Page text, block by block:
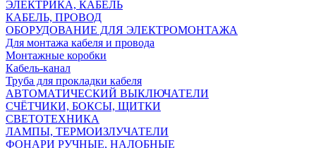
ЭЛЕКТРИКА, КАБЕЛЬ
КАБЕЛЬ, ПРОВОД
ОБОРУДОВАНИЕ ДЛЯ ЭЛЕКТРОМОНТАЖА
Для монтажа кабеля и провода
Монтажные коробки
Кабель-канал
Труба для прокладки кабеля
АВТОМАТИЧЕСКИЙ ВЫКЛЮЧАТЕЛИ
СЧЁТЧИКИ, БОКСЫ, ЩИТКИ
СВЕТОТЕХНИКА
ЛАМПЫ, ТЕРМОИЗЛУЧАТЕЛИ
ФОНАРИ РУЧНЫЕ, НАЛОБНЫЕ